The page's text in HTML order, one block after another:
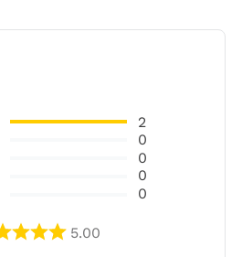
2
0
0
0
0
5.00